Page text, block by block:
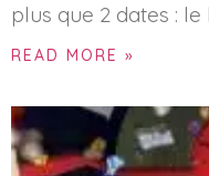
plus que 2 dates : le
READ MORE »